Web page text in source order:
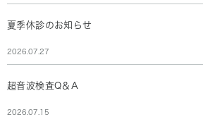
夏季休診のお知らせ
2026.07.27
超音波検査Q＆A
2026.07.15